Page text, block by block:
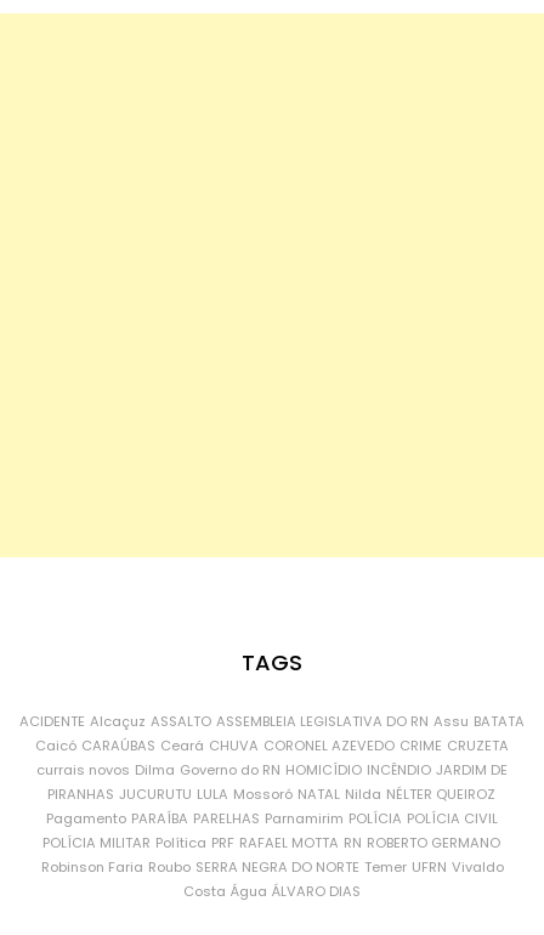
TAGS
ACIDENTE Alcaçuz ASSALTO ASSEMBLEIA LEGISLATIVA DO RN Assu BATATA
Caicó CARAÚBAS Ceará CHUVA CORONEL AZEVEDO CRIME CRUZETA
currais novos Dilma Governo do RN HOMICÍDIO INCÊNDIO JARDIM DE
PIRANHAS JUCURUTU LULA Mossoró NATAL Nilda NÉLTER QUEIROZ
Pagamento PARAÍBA PARELHAS Parnamirim POLÍCIA POLÍCIA CIVIL
POLÍCIA MILITAR Política PRF RAFAEL MOTTA RN ROBERTO GERMANO
Robinson Faria Roubo SERRA NEGRA DO NORTE Temer UFRN Vivaldo
Costa Água ÁLVARO DIAS